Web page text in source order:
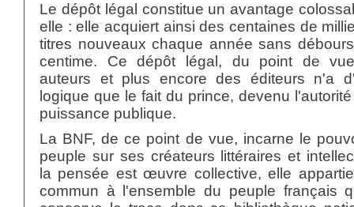
Le dépôt légal constitue un avantage
elle : elle acquiert ainsi des centaines de
titres nouveaux chaque année sans
centime. Ce dépôt légal, du point de
auteurs et plus encore des éditeurs n'a
logique que le fait du prince, devenu
puissance publique.
La BNF, de ce point de vue, incarne le
peuple sur ses créateurs littéraires et
la pensée est œuvre collective, elle
commun à l'ensemble du peuple français